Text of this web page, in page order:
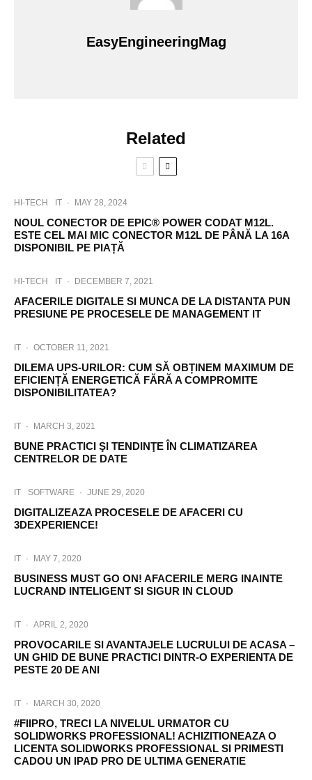
EasyEngineeringMag
Related
HI-TECH IT · MAY 28, 2024
NOUL CONECTOR DE EPIC® POWER CODAT M12L.
ESTE CEL MAI MIC CONECTOR M12L DE PÂNĂ LA 16A
DISPONIBIL PE PIAȚĂ
HI-TECH IT · DECEMBER 7, 2021
AFACERILE DIGITALE SI MUNCA DE LA DISTANTA PUN
PRESIUNE PE PROCESELE DE MANAGEMENT IT
IT · OCTOBER 11, 2021
DILEMA UPS-URILOR: CUM SĂ OBȚINEM MAXIMUM DE
EFICIENȚĂ ENERGETICĂ FĂRĂ A COMPROMITE
DISPONIBILITATEA?
IT · MARCH 3, 2021
BUNE PRACTICI ŞI TENDINŢE ÎN CLIMATIZAREA
CENTRELOR DE DATE
IT SOFTWARE · JUNE 29, 2020
DIGITALIZEAZA PROCESELE DE AFACERI CU
3DEXPERIENCE!
IT · MAY 7, 2020
BUSINESS MUST GO ON! AFACERILE MERG INAINTE
LUCRAND INTELIGENT SI SIGUR IN CLOUD
IT · APRIL 2, 2020
PROVOCARILE SI AVANTAJELE LUCRULUI DE ACASA –
UN GHID DE BUNE PRACTICI DINTR-O EXPERIENTA DE
PESTE 20 DE ANI
IT · MARCH 30, 2020
#FIIPRO, TRECI LA NIVELUL URMATOR CU
SOLIDWORKS PROFESSIONAL! ACHIZITIONEAZA O
LICENTA SOLIDWORKS PROFESSIONAL SI PRIMESTI
CADOU UN IPAD PRO DE ULTIMA GENERATIE